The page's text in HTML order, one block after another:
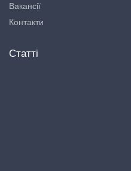
Вакансії
Контакти
Статті